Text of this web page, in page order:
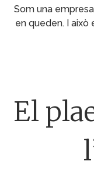
Som una
en queden. I això
El